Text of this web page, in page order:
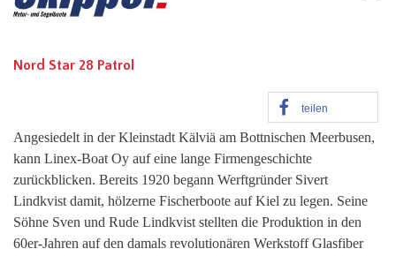
Nord Star 28 Patrol
teilen
Angesiedelt in der Kleinstadt Kälviä am Bottnischen Meerbusen,
kann Linex-Boat Oy auf eine lange Firmengeschichte
zurückblicken. Bereits 1920 begann Werftgründer Sivert
Lindkvist damit, hölzerne Fischerboote auf Kiel zu legen. Seine
Söhne Sven und Rude Lindkvist stellten die Produktion in den
60er-Jahren auf den damals revolutionären Werkstoff Glasfiber